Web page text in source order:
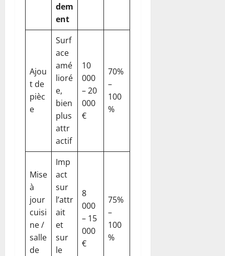
dem
ent
Ajou
t de
pièc
e
Surf
ace
amé
lioré
e,
bien
plus
attr
actif
10
000
– 20
000
€
70%
–
100
%
Mise
à
jour
cuisi
ne /
salle
de
Imp
act
sur
l’attr
ait
et
sur
le
8
000
– 15
000
€
75%
–
100
%